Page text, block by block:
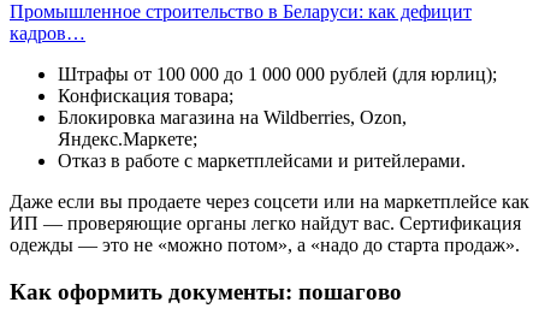
Промышленное строительство в Беларуси: как дефицит
кадров…
Штрафы от 100 000 до 1 000 000 рублей (для юрлиц);
Конфискация товара;
Блокировка магазина на Wildberries, Ozon,
Яндекс.Маркете;
Отказ в работе с маркетплейсами и ритейлерами.
Даже если вы продаете через соцсети или на маркетплейсе как
ИП — проверяющие органы легко найдут вас. Сертификация
одежды — это не «можно потом», а «надо до старта продаж».
Как оформить документы: пошагово